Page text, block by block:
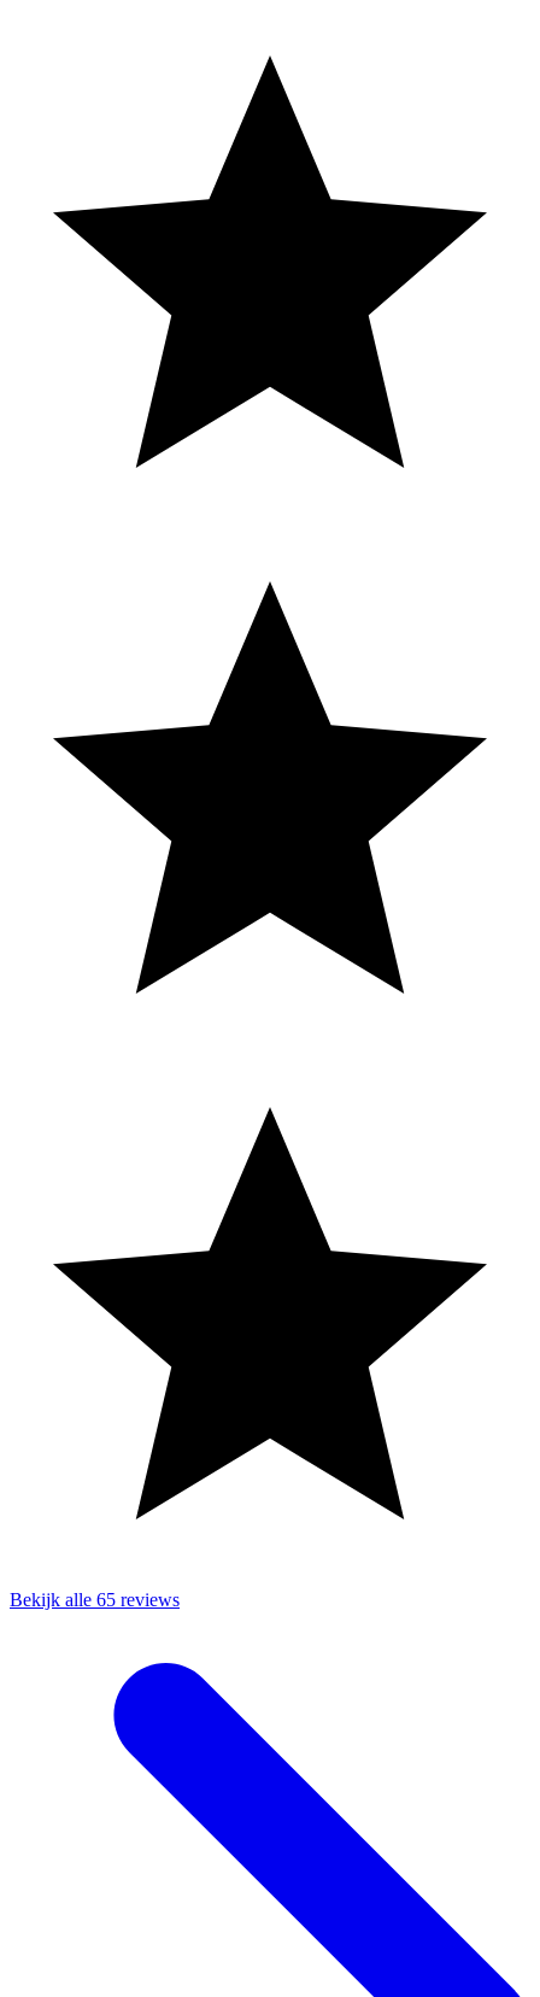
Bekijk alle 65 reviews